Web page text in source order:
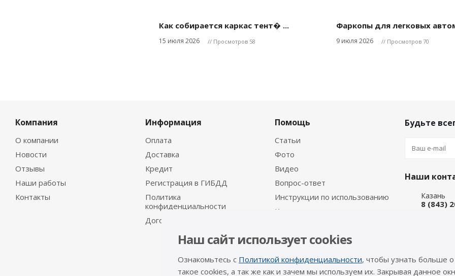
Как собирается каркас тент� ...
15 июля 2026 // Просмотров 58
Фаркопы для легковых
9 июля 2026 // Просмотров 70
Компания
О компании
Новости
Отзывы
Наши работы
Контакты
Информация
Оплата
Доставка
Кредит
Регистрация в ГИБДД
Политика
конфиденциальности
Договор-оферта
Помощь
Статьи
Фото
Видео
Вопрос-ответ
Инструкции по использованию
Каталог производителя
Будьте
Наши
Казань
8 (843)
info@a-
Наш сайт использует cookies
Ознакомьтесь с Политикой конфиденциальности, чтобы узнать больше
такое cookies, а так же как и зачем мы используем их. Закрывая данное